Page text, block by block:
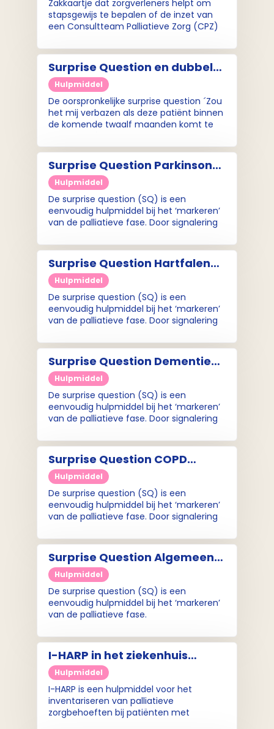
Zakkaartje dat zorgverleners helpt om
stapsgewijs te bepalen of de inzet van
een Consultteam Palliatieve Zorg (CPZ)
Surprise Question en dubbele
Surprise Question
Hulpmiddel
De oorspronkelijke surprise question ´Zou
het mij verbazen als deze patiënt binnen
de komende twaalf maanden komt te
palliatieve patiënten te identificeren.
Wanneer een zorgverlener de
oorspronkelijke vraag met ‘nee’
beantwoord, luidt de vervolgvraag: 'Zou ik
verbaasd zijn als deze patiënt over een
jaar nog leeft?'
Surprise Question Parkinson
(markeringskaart)
Hulpmiddel
De surprise question (SQ) is een
eenvoudig hulpmiddel bij het ‘markeren’
van de palliatieve fase. Door signalering
kunnen zorgverleners tijdig anticiperen
op (aankomende) problemen bij
Parkinson.
Surprise Question Hartfalen
(markeringskaart)
Hulpmiddel
De surprise question (SQ) is een
eenvoudig hulpmiddel bij het ‘markeren’
van de palliatieve fase. Door signalering
kunnen zorgverleners tijdig anticiperen
op (aankomende) problemen bij
hartfalen.
Surprise Question Dementie
(markeringskaart)
Hulpmiddel
De surprise question (SQ) is een
eenvoudig hulpmiddel bij het ‘markeren’
van de palliatieve fase. Door signalering
kunnen zorgverleners tijdig anticiperen
op (aankomende) problemen bij
dementie.
Surprise Question COPD
(markeringskaart)
Hulpmiddel
De surprise question (SQ) is een
eenvoudig hulpmiddel bij het ‘markeren’
van de palliatieve fase. Door signalering
kunnen zorgverleners tijdig anticiperen
op (aankomende) problemen bij COPD
Surprise Question Algemeen
(markeringskaart)
Hulpmiddel
De surprise question (SQ) is een
eenvoudig hulpmiddel bij het ‘markeren’
van de palliatieve fase.
I-HARP in het ziekenhuis
(implementatie)
Hulpmiddel
I-HARP is een hulpmiddel voor het
inventariseren van palliatieve
zorgbehoeften bij patiënten met